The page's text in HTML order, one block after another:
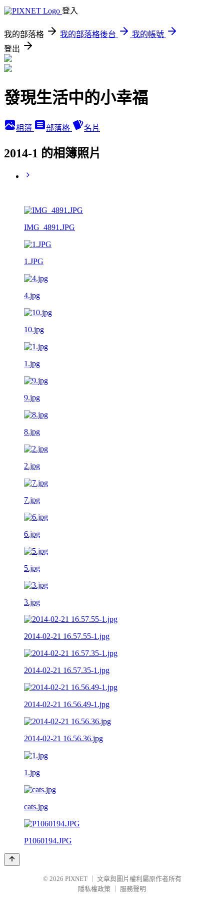
登入
我的部落格 我的部落格後台
我的帳號
登出
發現生活中的小幸福
相簿 部落格 名片
2014-1 的相簿照片
IMG_4891.JPG
1.JPG
4.jpg
10.jpg
1.jpg
9.jpg
8.jpg
2.jpg
7.jpg
6.jpg
5.jpg
3.jpg
2014-02-21 16.57.55-1.jpg
2014-02-21 16.57.35-1.jpg
2014-02-21 16.56.49-1.jpg
2014-02-21 16.56.36.jpg
1.jpg
cats.jpg
P1060194.JPG
© 2026 PIXNET
文章與圖片權利屬原作者所有
隱私權政策
服務聲明